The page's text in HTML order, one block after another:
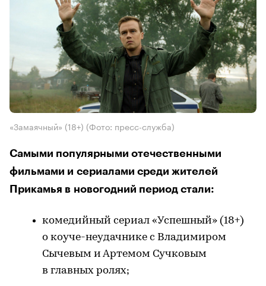
«Замаячный» (18+) (Фото: пресс-служба)
Самыми популярными отечественными
фильмами и сериалами среди жителей
Прикамья в новогодний период стали:
комедийный сериал «Успешный» (18+)
о коуче-неудачнике с Владимиром
Сычевым и Артемом Сучковым
в главных ролях;